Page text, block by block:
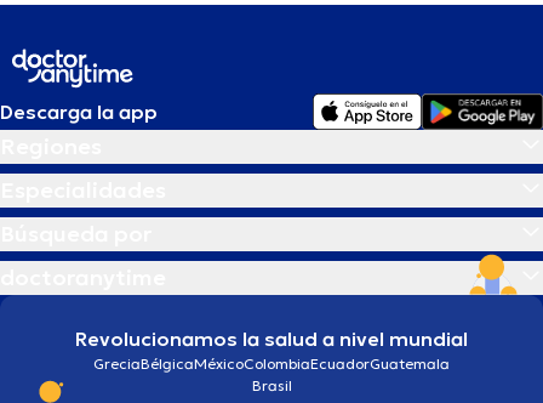
Descarga la app
Revolucionamos la salud a nivel mundial
GreciaBélgicaMéxicoColombiaEcuadorGuatemala
Brasil